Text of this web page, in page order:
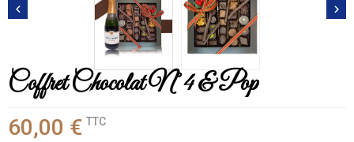
 
Coffret Chocolat N°4 & Pop
60,00 € TTC